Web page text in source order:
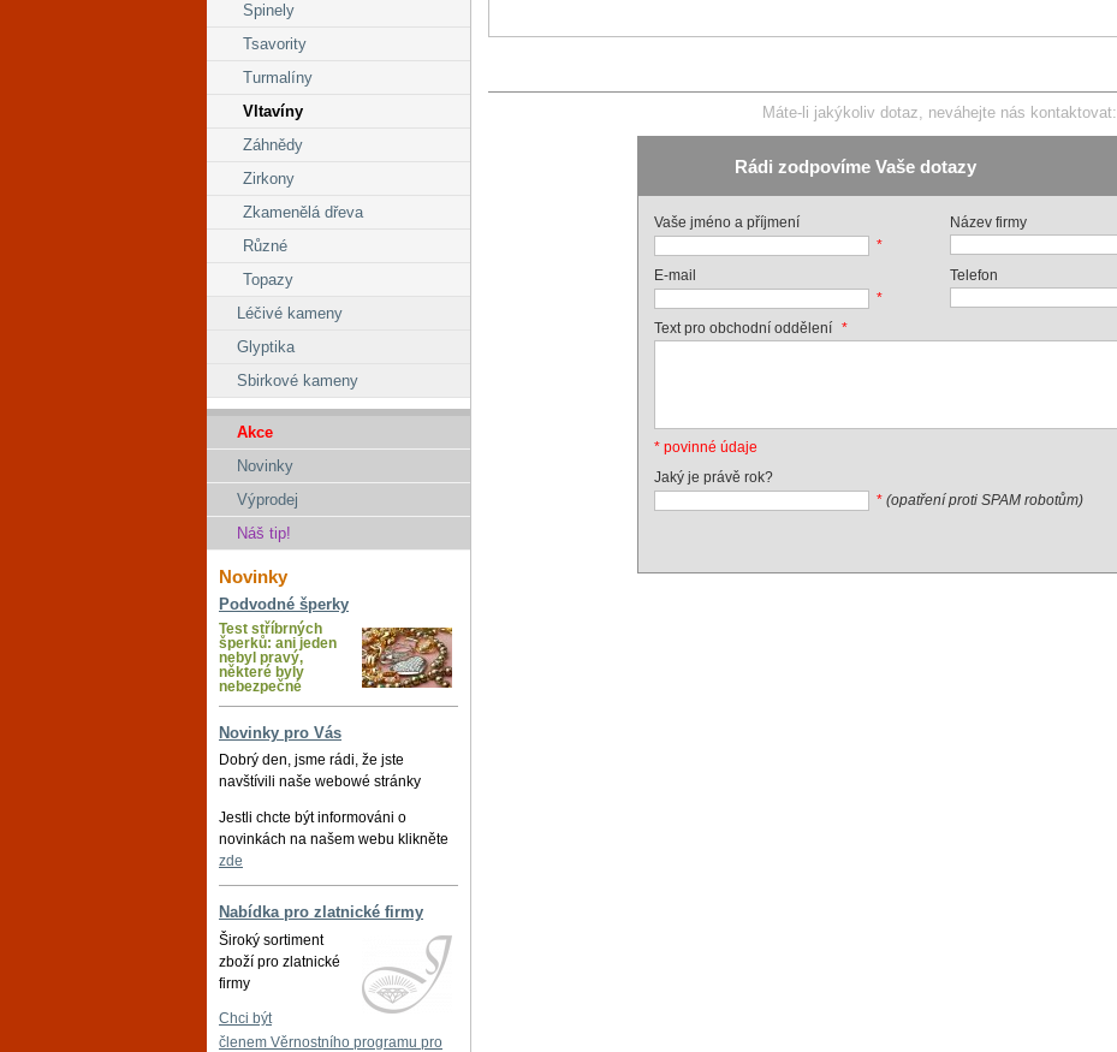
Spinely
Tsavority
Turmalíny
Vltavíny
Záhnědy
Zirkony
Zkamenělá dřeva
Různé
Topazy
Léčivé kameny
Glyptika
Sbirkové kameny
Akce
Novinky
Výprodej
Náš tip!
Novinky
Podvodné šperky
Test stříbrných
šperků: ani jeden
nebyl pravý,
některé byly
nebezpečné
Novinky pro Vás
Dobrý den, jsme rádi, že jste
navštívili naše webowé stránky
Jestli chcte být informováni o
novinkách na našem webu klikněte
zde
Nabídka pro zlatnické firmy
Široký sortiment
zboží pro zlatnické
firmy
Chci být
členem Věrnostního programu pro
Máte-li jakýkoliv dotaz, neváhejte nás kontaktovat:
Rádi zodpovíme Vaše dotazy
Vaše jméno a příjmení
*
Název firmy
E-mail
*
Telefon
Text pro obchodní oddělení *
* povinné údaje
Jaký je právě rok?
* (opatření proti SPAM robotům)